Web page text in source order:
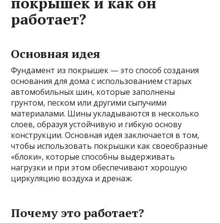
работает?
Основная идея
Фундамент из покрышек — это способ создания
основания для дома с использованием старых
автомобильных шин, которые заполнены
грунтом, песком или другими сыпучими
материалами. Шины укладываются в несколько
слоев, образуя устойчивую и гибкую основу
конструкции. Основная идея заключается в том,
чтобы использовать покрышки как своеобразные
«блоки», которые способны выдерживать
нагрузки и при этом обеспечивают хорошую
циркуляцию воздуха и дренаж.
Почему это работает?